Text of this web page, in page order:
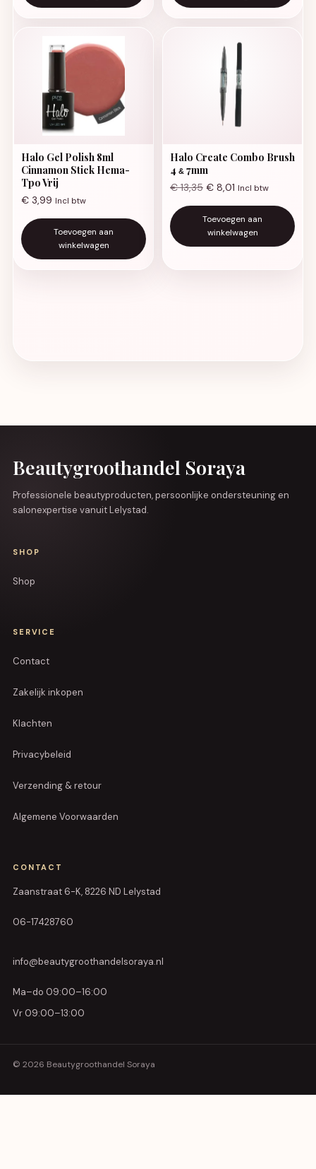
Halo Gel Polish 8ml
Cinnamon Stick Hema-
Tpo Vrij
€ 3,99 Incl btw
Toevoegen aan
winkelwagen
Halo Create Combo Brush
4 & 7mm
€13,35 € 8,01 Incl btw
Toevoegen aan
winkelwagen
Beautygroothandel Soraya
Professionele beautyproducten, persoonlijke ondersteuning en
salonexpertise vanuit Lelystad.
SHOP
Shop
SERVICE
Contact
Zakelijk inkopen
Klachten
Privacybeleid
Verzending & retour
Algemene Voorwaarden
CONTACT
Zaanstraat 6-K, 8226 ND Lelystad
06-17428760
info@beautygroothandelsoraya.nl
Ma–do 09:00–16:00
Vr 09:00–13:00
© 2026 Beautygroothandel Soraya